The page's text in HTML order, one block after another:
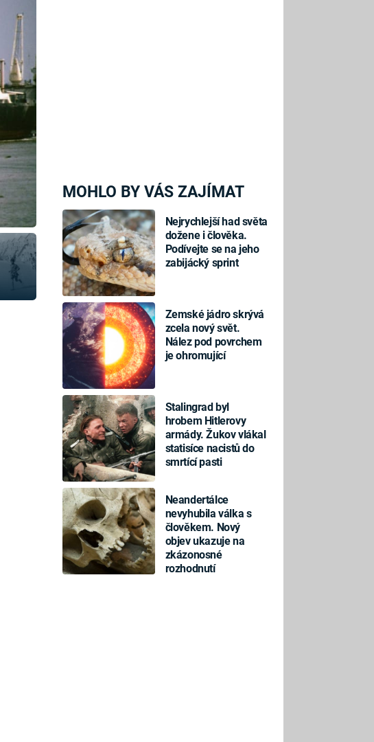
MOHLO BY VÁS ZAJÍMAT
Nejrychlejší had světa
dožene i člověka.
Podívejte se na jeho
zabijácký sprint
Zemské jádro skrývá
zcela nový svět.
Nález pod povrchem
je ohromující
Stalingrad byl
hrobem Hitlerovy
armády. Žukov vlákal
statisíce nacistů do
smrtící pasti
Neandertálce
nevyhubila válka s
člověkem. Nový
objev ukazuje na
zkázonosné
rozhodnutí